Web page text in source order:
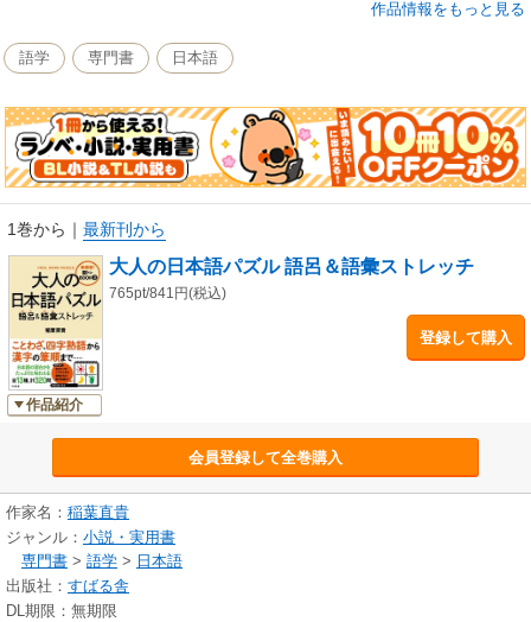
「新感覚！脳トレＢＯＯＫ」シリーズ第３弾は、理系から文系へ急旋回。
が似た字で誤変換された【匹宇熱話】、複数のヒントから同音異義語を連
想する【ミクショナリー】など、日本語の語感や語彙力に加え、ひらめき
量320問。小学生から大人までたっぷり楽しめて、ついでにダジャレのセン
スも磨けるかもしれない一冊。
作品情報をもっと見る
語学 専門書 日本語
1巻から ｜ 最新刊から
作品紹介
大人の日本語パズル 語呂＆語彙ストレッチ
765pt/841円(税込)
登録して購入
会員登録して全巻購入
作家名： 稲葉直貴
ジャンル： 小説・実用書
専門書 > 語学 > 日本語
出版社： すばる舎
DL期限：無期限